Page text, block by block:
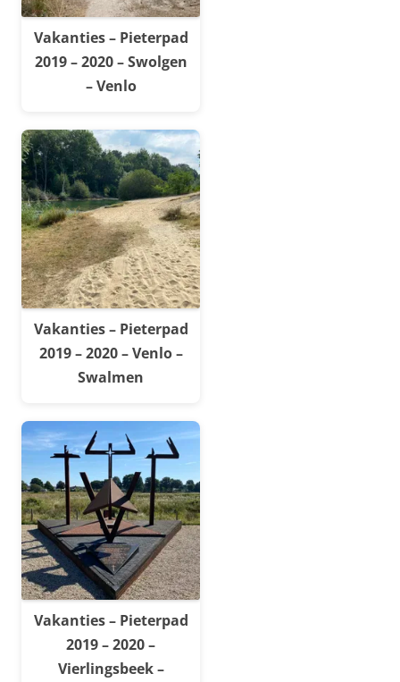
Vakanties – Pieterpad
2019 – 2020 – Swolgen
– Venlo
Vakanties – Pieterpad
2019 – 2020 – Venlo –
Swalmen
Vakanties – Pieterpad
2019 – 2020 –
Vierlingsbeek –